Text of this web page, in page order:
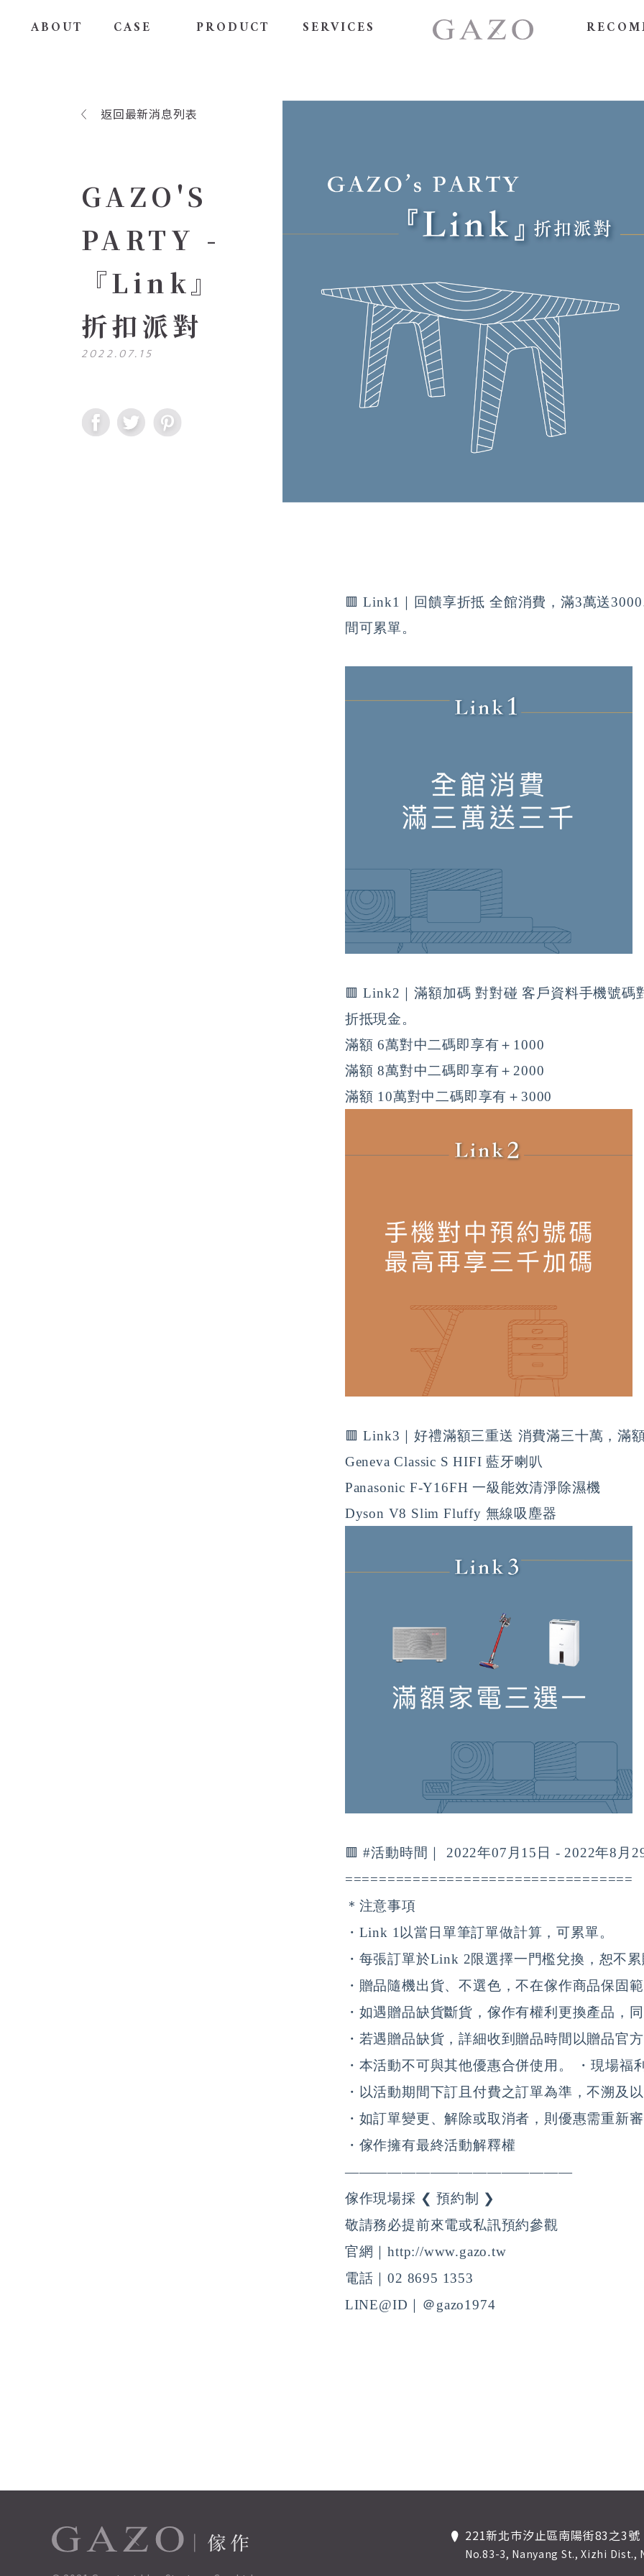
ABOUT CASE PRODUCT SERVICES
返回最新消息列表
GAZO'S
PARTY -
『Link』
折扣派對
2022.07.15
🟥 Link1｜回饋享折抵 全館消費，滿3萬送
間可累單。
🟥 Link2｜滿額加碼 對對碰 客戶資料手機號碼
折抵現金。
滿額 6萬對中二碼即享有＋1000
滿額 8萬對中二碼即享有＋2000
滿額 10萬對中二碼即享有＋3000
🟥 Link3｜好禮滿額三重送 消費滿三十萬，滿
Geneva Classic S HIFI 藍牙喇叭
Panasonic F-Y16FH 一級能效清淨除濕機
Dyson V8 Slim Fluffy 無線吸塵器
🟥 #活動時間｜ 2022年07月15日 - 2022年8月
==================================
＊注意事項
・Link 1以當日單筆訂單做計算，可累單。
・每張訂單於Link 2限選擇一門檻兌換，恕不
・贈品隨機出貨、不選色，不在傢作商品保固
・如遇贈品缺貨斷貨，傢作有權利更換產品，
・若遇贈品缺貨，詳細收到贈品時間以贈品官
・本活動不可與其他優惠合併使用。 ・現場福
・以活動期間下訂且付費之訂單為準，不溯及
・如訂單變更、解除或取消者，則優惠需重新
・傢作擁有最終活動解釋權
————————————————
傢作現場採 ❮ 預約制 ❯
敬請務必提前來電或私訊預約參觀
官網｜http://www.gazo.tw
電話｜02 8695 1353
LINE@ID｜＠gazo1974
221新北巿汐止區南陽街83之3號
No.83-3, Nanyang St., Xizhi Dist.,